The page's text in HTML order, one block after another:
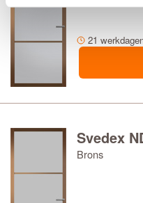
21
Svedex
Brons